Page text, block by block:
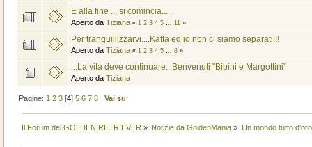
E alla fine ....si comincia....
Aperto da Tiziana « 1 2 3 4 5 11 »
Per tranquillizzarvi....Kaffa ed io non ci siamo separati!!!
Aperto da Tiziana « 1 2 3 4 5 8»
...La vita deve continuare...Benvenuti "Bibini e Margottini"
Aperto da Tiziana
Pagine: 1 2 3 [4]5 6 7 8 Vai su
Il Forum del GOLDEN RETRIEVER » Notizie da GoldenMania » Un mondo tutto